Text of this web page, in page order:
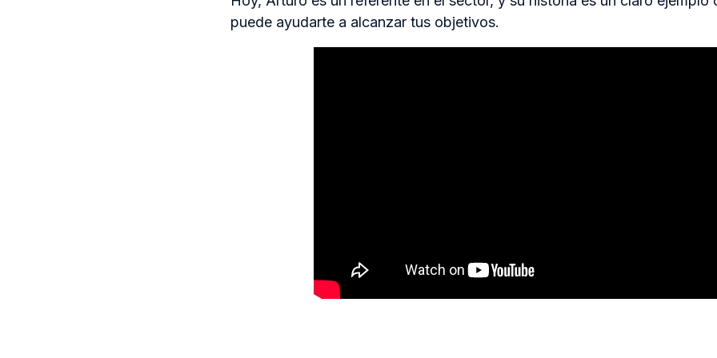
puede ayudarte a alcanzar tus objetivos.